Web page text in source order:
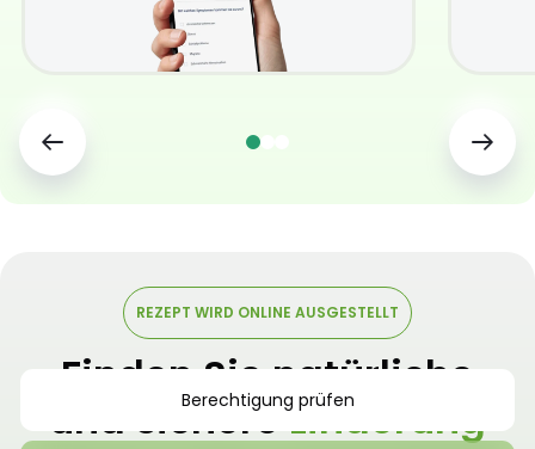
REZEPT WIRD ONLINE AUSGESTELLT
Finden Sie natürliche
und sichereLinderung
Berechtigung prüfen